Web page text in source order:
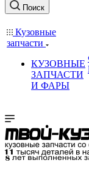
Поиск
Кузовные
запчасти
КУЗОВНЫЕ
ЗАПЧАСТИ
И ФАРЫ